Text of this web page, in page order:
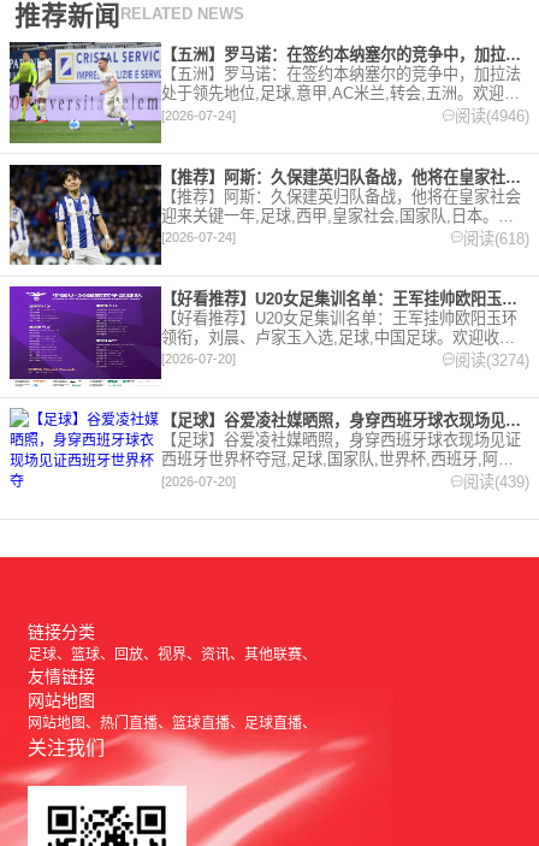
推荐新闻 RELATED NEWS
【五洲】罗马诺：在签约本纳塞尔的竞争中，加拉法处于领先地位
【五洲】罗马诺：在签约本纳塞尔的竞争中，加拉法
处于领先地位,足球,意甲,AC米兰,转会,五洲。欢迎收
藏本站，24小时为你更新最新的足球，篮球体育资
讯。
[2026-07-24] 阅读(4946)
【推荐】阿斯：久保建英归队备战，他将在皇家社会迎来关键一年
【推荐】阿斯：久保建英归队备战，他将在皇家社会
迎来关键一年,足球,西甲,皇家社会,国家队,日本。欢
迎收藏本站，24小时为你更新最新的足球，篮球体育
资讯。
[2026-07-24] 阅读(618)
【好看推荐】U20女足集训名单：王军挂帅欧阳玉环领衔，刘晨、
【好看推荐】U20女足集训名单：王军挂帅欧阳玉环
领衔，刘晨、卢家玉入选,足球,中国足球。欢迎收藏
本站，24小时为你更新最新的足球，篮球体育资讯。
[2026-07-20] 阅读(3274)
【足球】谷爱凌社媒晒照，身穿西班牙球衣现场见证西班牙世界杯夺
【足球】谷爱凌社媒晒照，身穿西班牙球衣现场见证
西班牙世界杯夺冠,足球,国家队,世界杯,西班牙,阿根
廷,综合。欢迎收藏本站，24小时为你更新最新的足
[2026-07-20] 阅读(439)
链接分类
足球 篮球 回放 视界 资讯 其他联赛
友情链接
网站地图
网站地图 热门直播 篮球直播 足球直播
关注我们